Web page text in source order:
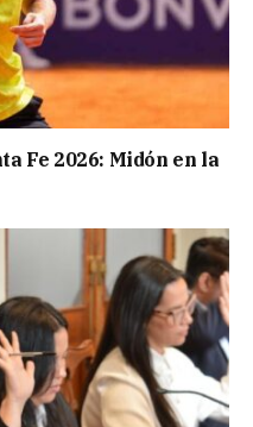
Fe 2026: Midón en la